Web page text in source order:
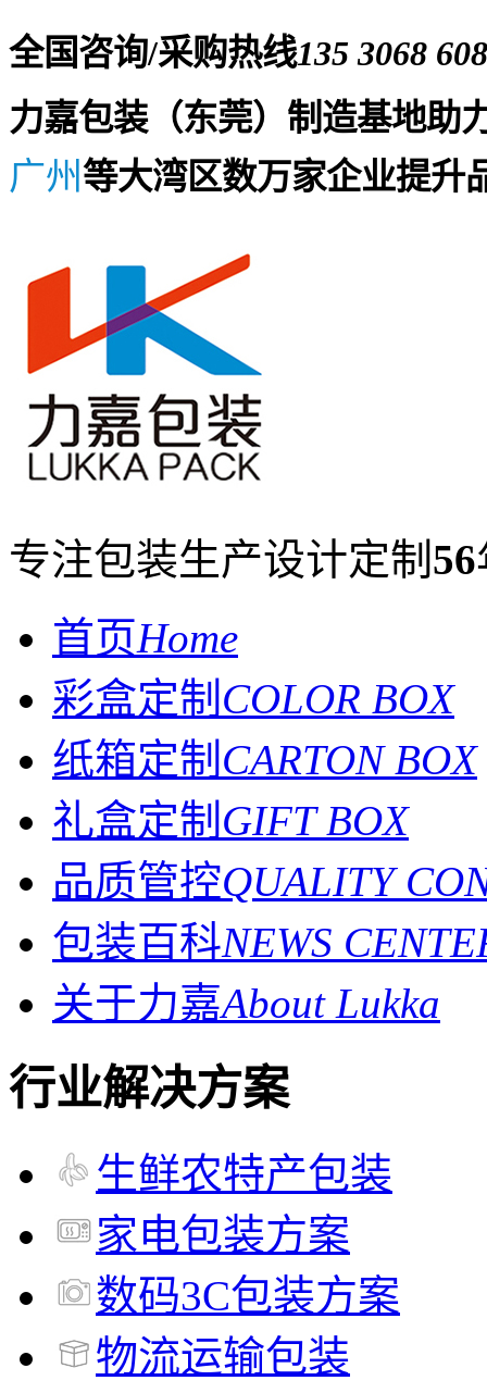
全国咨询/采购热线135 3068
力嘉包装（东莞）制造基地助
广州等大湾区数万家企业提升
专注包装生产设计定制 56
首页Home
彩盒定制 COLOR BOX
纸箱定制 CARTON BOX
礼盒定制 GIFT BOX
品质管控QUALITY
包装百科NEWS
关于力嘉About Lukka
行业解决方案
生鲜农特产包装
家电包装方案
数码3C包装方案
物流运输包装